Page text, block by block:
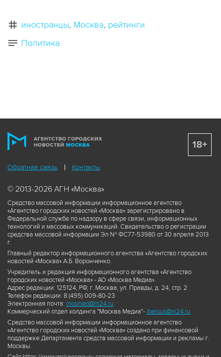
иностранцы Москва рейтинги
Политика
Обратная связь Контакты
© 2013-2026 АГН «Москва»
Средство массовой информации информационное агентство
«Агентство городских новостей «Москва» зарегистрировано в
Федеральной службе по надзору в сфере связи, информационных
технологий и массовых коммуникаций. Свидетельство о регистрации
средства массовой информации Эл № ФС77-53980 от 30 апреля 2013
г.
Главный редактор информационного агентства «Агентство городских
новостей «Москва» А.Б. Воронченко.
Учредитель и редакция информационного агентства «Агентство
городских новостей «Москва» - АО «Москва Медиа».
Адрес редакции: 125124, РФ, г. Москва, ул. Правды, д. 24, стр. 2
Телефон редакции: 8 (495) 009-80-23
Электронная почта: mosmed@m24.ru
Коммерческий отдел холдинга "Москва Медиа"- ibelous@m24.ru
Средство массовой информации информационное агентство
«Агентство городских новостей «Москва» создано при финансовой
поддержке Департамента средств массовой информации и рекламы г.
Москвы.
18+